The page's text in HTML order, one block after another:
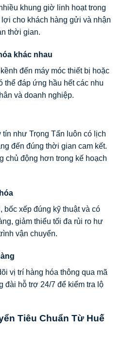
khung giờ linh hoạt trong
cho khách hàng gửi và nhận
thời gian.
khác nhau
đến máy móc thiết bị hoặc
thể đáp ứng hầu hết các nhu
và doanh nghiệp.
như Trọng Tấn luôn có lịch
đến đúng thời gian cam kết.
chủ động hơn trong kế hoạch
bốc xếp đúng kỹ thuật và có
giảm thiểu tối đa rủi ro hư
vận chuyển.
vị trí hàng hóa thông qua mã
đài hỗ trợ 24/7 để kiểm tra lộ
Tiêu Chuẩn Từ Huế